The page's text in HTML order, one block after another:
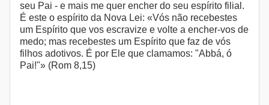
seu Pai - e mais me quer encher do seu espírito filial.
É este o espírito da Nova Lei: «Vós não recebestes
um Espírito que vos escravize e volte a encher-vos de
medo; mas recebestes um Espírito que faz de vós
filhos adotivos. É por Ele que clamamos: "Abbá, ó
Pai!"» (Rom 8,15)